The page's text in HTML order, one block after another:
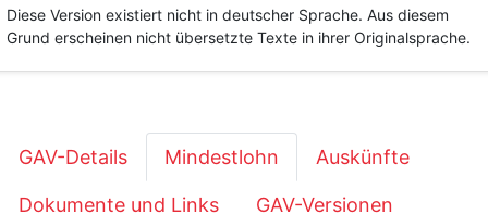
Diese Version existiert nicht in deutscher Sprache. Aus diesem
Grund erscheinen nicht übersetzte Texte in ihrer Originalsprache.
GAV-Details Mindestlohn Auskünfte
Dokumente und Links GAV-Versionen